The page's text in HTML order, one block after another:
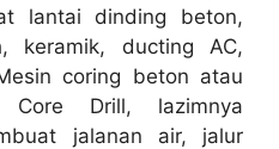
lantai dinding beton,
keramik, ducting AC,
coring beton atau
Drill, lazimnya
jalanan air, jalur